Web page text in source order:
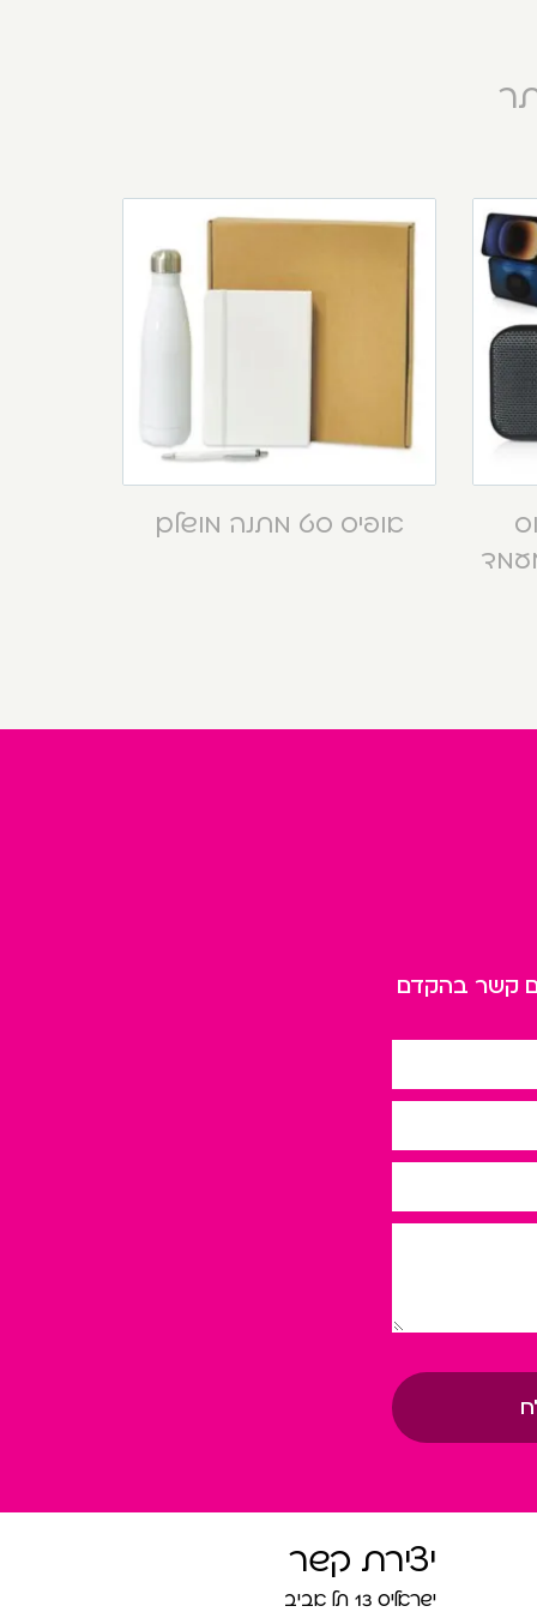
אופיס סט מתנה מושלם
קשר בהקדם
יצירת קשר
ישראליס 13 תל אביב